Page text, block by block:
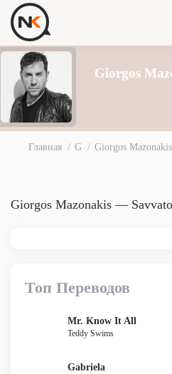
Giorgos
Главная G Giorgos Mazonakis
Giorgos Mazonakis — Savvato
Топ Переводов
Mr. Know It All
Teddy Swims
Gabriela